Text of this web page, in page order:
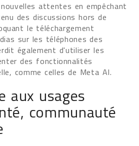
attentes en empêchant
des discussions hors de
le téléchargement
sur les téléphones des
également d'utiliser les
des fonctionnalités
comme celles de Meta AI.
aux usages
communauté